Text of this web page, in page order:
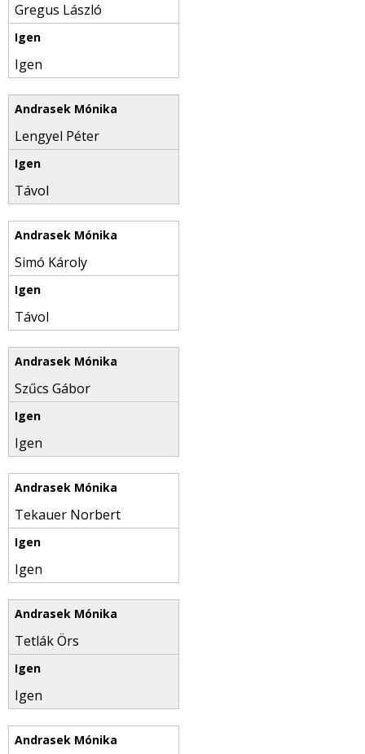
Gregus László
Igen
Lengyel Péter
Távol
Simó Károly
Távol
Szűcs Gábor
Igen
Tekauer Norbert
Igen
Tetlák Örs
Igen